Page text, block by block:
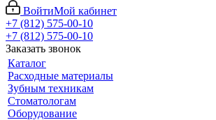
ВойтиМой кабинет
+7 (812) 575-00-10
+7 (812) 575-00-10
Заказать звонок
Каталог
Расходные материалы
Зубным техникам
Стоматологам
Оборудование